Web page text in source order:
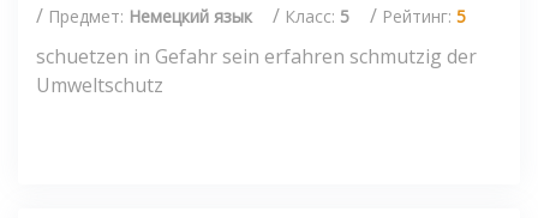
/ Предмет: Немецкий язык / Класс: 5 / Рейтинг: 5
schuetzen in Gefahr sein erfahren schmutzig der
Umweltschutz